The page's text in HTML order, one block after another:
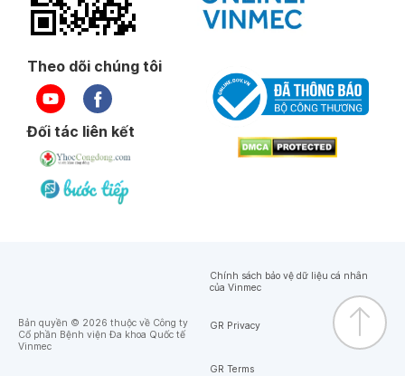
Theo dõi chúng tôi
Đối tác liên kết
Bản quyền © 2026 thuộc về Công ty
Cổ phần Bệnh viện Đa khoa Quốc tế
Vinmec
Chính sách bảo vệ dữ liệu cá nhân
của Vinmec
GR Privacy
GR Terms